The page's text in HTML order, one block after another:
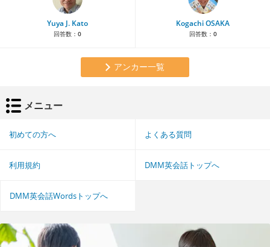
Yuya J. Kato
回答数： 0
Kogachi OSAKA
回答数： 0
アンカー一覧
メニュー
初めての方へ よくある質問
利用規約 DMM英会話トップへ
DMM英会話Wordsトップへ